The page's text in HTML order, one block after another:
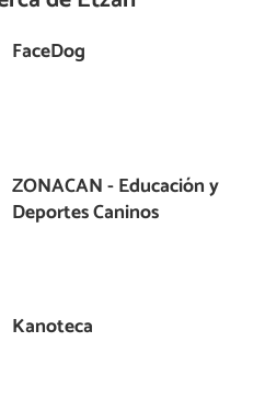
FaceDog
ZONACAN - Educación y
Deportes Caninos
Kanoteca